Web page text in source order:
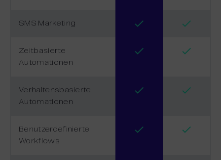
SMS Marketing
Zeitbasierte
Automationen
Verhaltensbasierte
Automationen
Benutzerdefinierte
Workflows